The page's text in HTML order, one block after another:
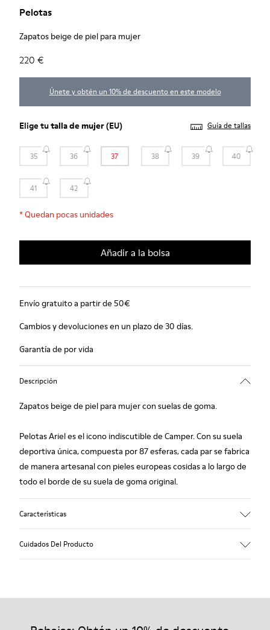
Pelotas
Zapatos beige de piel para mujer
220 €
Únete y obtén un 10% de descuento en este modelo
Elige tutalla de mujer(EU) Guía de tallas
35 36 37 38 39 40
41 42
*Quedan pocas unidades
Añadir a la bolsa
Envío gratuito a partir de 50€
Cambios y devoluciones en un plazo de 30 días.
Garantía de por vida
Descripción
Zapatos beige de piel para mujer con suelas de goma.
Pelotas Ariel es el icono indiscutible de Camper. Con su suela
deportiva única, compuesta por 87 esferas, cada par se fabrica
de manera artesanal con pieles europeas cosidas a lo largo de
todo el borde de su suela de goma original.
Características
Cuidados Del Producto
Nuestros zapatos se han fabricado con materiales de primera
adecuados para el cuidado del calzado los protegerá y